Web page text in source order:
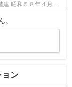
。
ョン